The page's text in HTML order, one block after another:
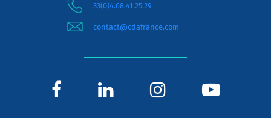
33(0)4.68.41.25.29
contact@cdafrance.com